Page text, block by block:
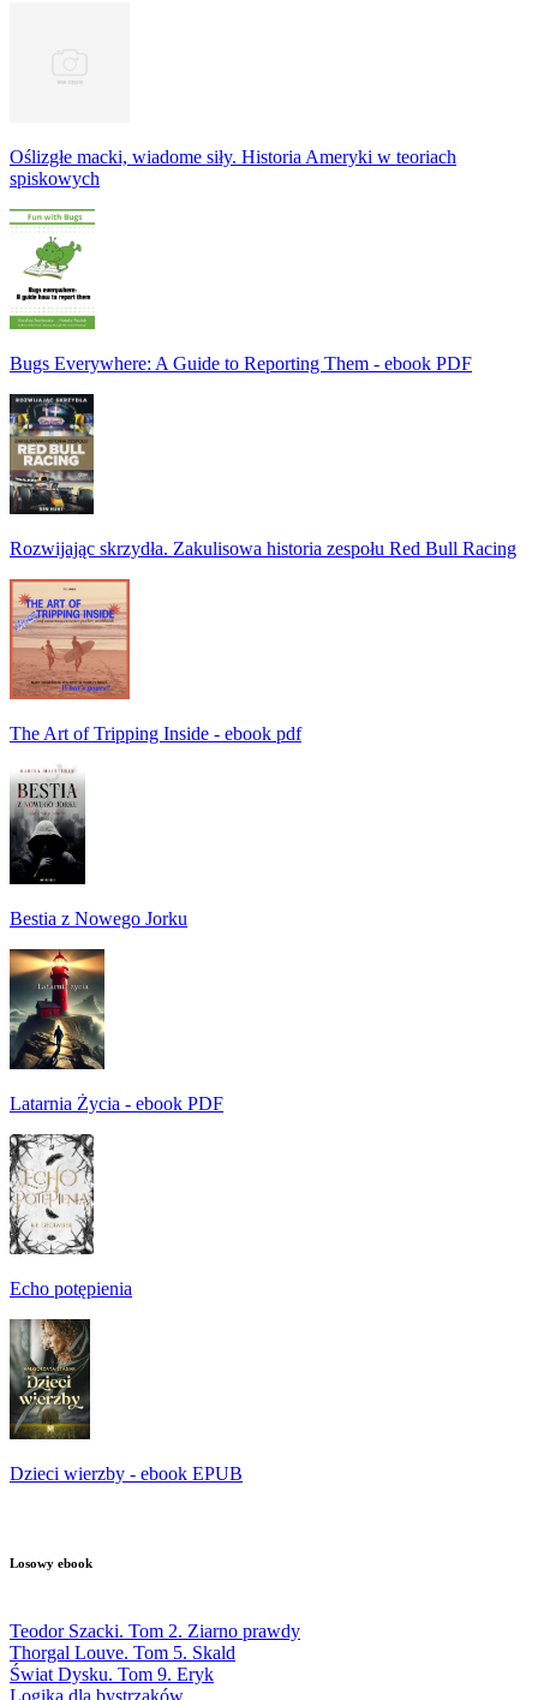
Oślizgłe macki, wiadome siły. Historia Ameryki w teoriach
spiskowych
Bugs Everywhere: A Guide to Reporting Them - ebook PDF
Rozwijając skrzydła. Zakulisowa historia zespołu Red Bull Racing
The Art of Tripping Inside - ebook pdf
Bestia z Nowego Jorku
Latarnia Życia - ebook PDF
Echo potępienia
Dzieci wierzby - ebook EPUB
Losowy ebook
Teodor Szacki. Tom 2. Ziarno prawdy
Thorgal Louve. Tom 5. Skald
Świat Dysku. Tom 9. Eryk